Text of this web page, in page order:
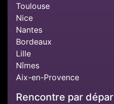
Toulouse
Nice
Nantes
Bordeaux
Lille
Nîmes
Aix-en-Provence
Rencontre par